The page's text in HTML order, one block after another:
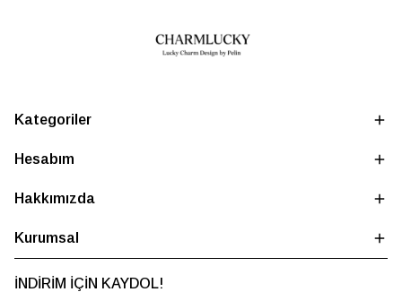
Kategoriler
Hesabım
Hakkımızda
Kurumsal
İNDİRİM İÇİN KAYDOL!